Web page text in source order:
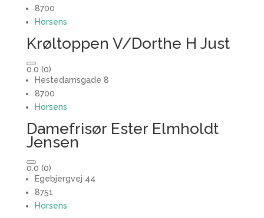
8700
Horsens
Krøltoppen V/Dorthe H Just
0.0 (0)
Hestedamsgade 8
8700
Horsens
Damefrisør Ester Elmholdt
Jensen
0.0 (0)
Egebjergvej 44
8751
Horsens